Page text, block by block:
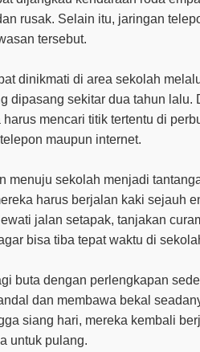
rusak. Selain itu, jaringan
tersebut.
dinikmati di area sekolah
dipasang sekitar dua tahun lalu.
mencari titik tertentu di
maupun internet.
menuju sekolah menjadi
harus berjalan kaki sejauh
jalan setapak, tanjakan
bisa tiba tepat waktu di
buta dengan perlengkapan
dan membawa bekal
siang hari, mereka kembali
untuk pulang.